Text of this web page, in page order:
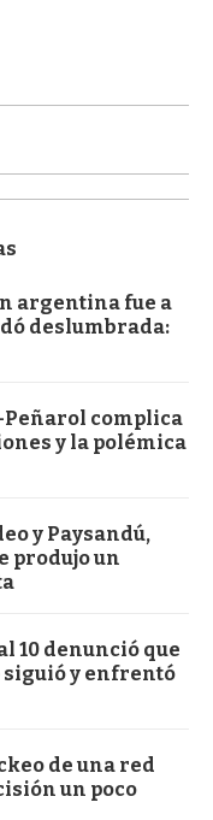
argentina fue a
deslumbrada:
Peñarol complica
y la polémica
y Paysandú,
produjo un
10 denunció que
siguió y enfrentó
de una red
un poco